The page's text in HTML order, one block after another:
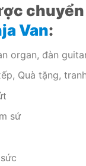
Van:
organ, đàn
Quà tặng,
sứ